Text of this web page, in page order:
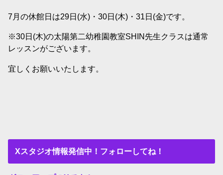
7月の休館日は29日(水)・30日(木)・31日(金)です。
※30日(木)の太陽第二幼稚園教室SHIN先生クラスは通常
レッスンがございます。
宜しくお願いいたします。
Xスタジオ情報発信中！フォローしてね！